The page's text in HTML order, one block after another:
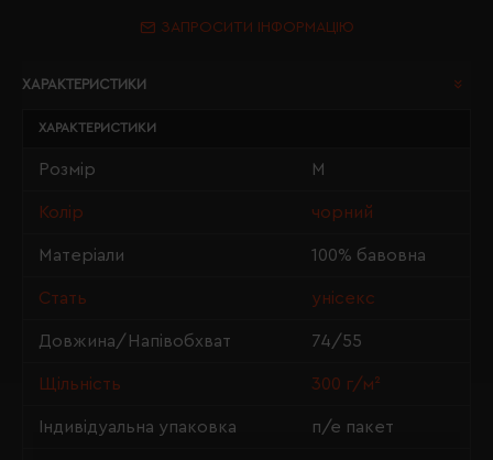
ЗАПРОСИТИ ІНФОРМАЦІЮ
ХАРАКТЕРИСТИКИ
ХАРАКТЕРИСТИКИ
Розмір M
Колір чорний
Матеріали 100% бавовна
Стать унісекс
Довжина/Напівобхват 74/55
Щільність 300 г/м²
Індивідуальна упаковка п/е пакет